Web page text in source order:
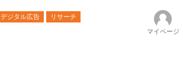
デジタル広告
リサーチ
マイページ